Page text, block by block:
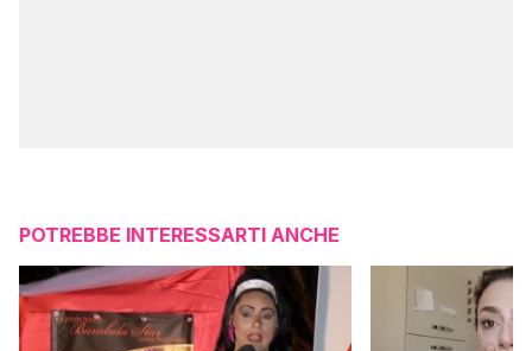
POTREBBE INTERESSARTI ANCHE